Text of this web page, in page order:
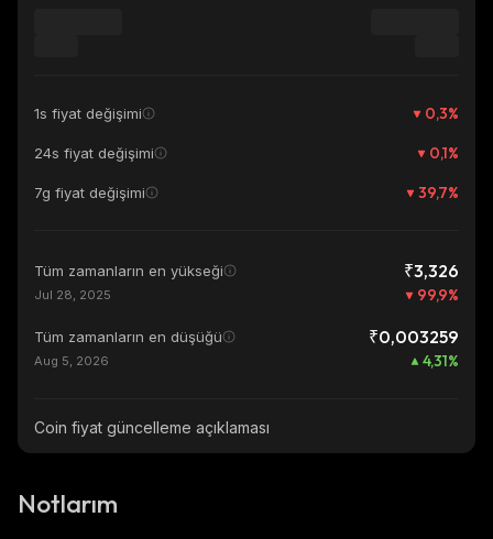
1s fiyat değişimi 0,3%
24s fiyat değişimi 0,1%
7g fiyat değişimi 39,7%
Tüm zamanların en yükseği ₹3,326
Jul 28, 2025 99,9%
Tüm zamanların en düşüğü ₹0,003259
Aug 5, 2026 4,31%
Coin fiyat güncelleme açıklaması
Notlarım